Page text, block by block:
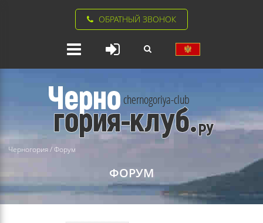
ОБРАТНЫЙ ЗВОНОК
Черногория/Форум
ФОРУМ